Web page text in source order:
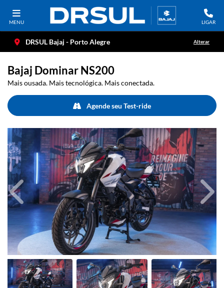
MENU LIGAR
DRSUL Bajaj - Porto Alegre Alterar
Bajaj Dominar NS200
Mais ousada. Mais tecnológica. Mais conectada.
Agende seu Test-ride
Anterior